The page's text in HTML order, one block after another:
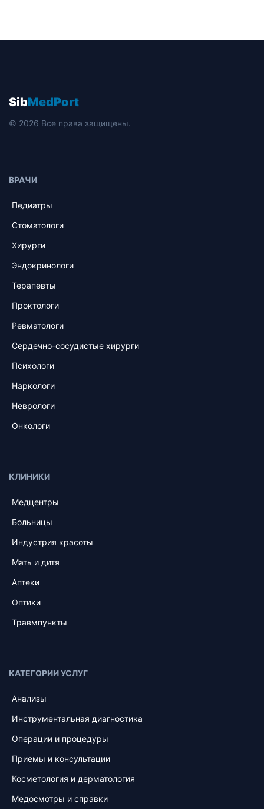
SibMedPort
© 2026 Все права защищены.
ВРАЧИ
Педиатры
Стоматологи
Хирурги
Эндокринологи
Терапевты
Проктологи
Ревматологи
Сердечно-сосудистые хирурги
Психологи
Наркологи
Неврологи
Онкологи
КЛИНИКИ
Медцентры
Больницы
Индустрия красоты
Мать и дитя
Аптеки
Оптики
Травмпункты
КАТЕГОРИИ УСЛУГ
Анализы
Инструментальная диагностика
Операции и процедуры
Приемы и консультации
Косметология и дерматология
Медосмотры и справки